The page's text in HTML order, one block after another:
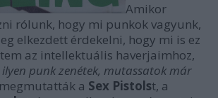
Amikor
rólunk, hogy mi punkok vagyunk,
elkezdett érdekelni, hogy mi is ez
az intellektuális haverjaimhoz,
punk zenétek, mutassatok már
a Sex Pistolst, a